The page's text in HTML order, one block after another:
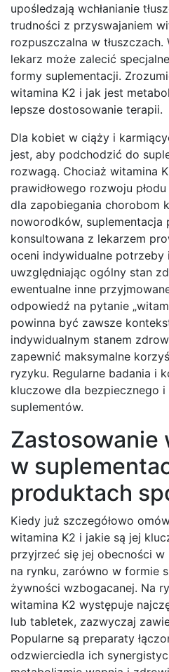
upośledzają wchłanianie
trudności z przyswajaniem
rozpuszczalna w
lekarz może zalecić
formy suplementacji.
witamina K2 i jak jest
lepsze dostosowanie terapii.
Dla kobiet w ciąży i
jest, aby podchodzić do
rozwagą. Chociaż witamina
prawidłowego rozwoju
dla zapobiegania chorobom
noworodków, suplementacja
konsultowana z lekarzem
oceni indywidualne potrzeby
uwzględniając ogólny stan
ewentualne inne
odpowiedź na pytanie
powinna być zawsze
indywidualnym stanem
zapewnić maksymalne
ryzyku. Regularne badania i
kluczowe dla bezpiecznego
suplementów.
Zastosowanie
w
produktach
Kiedy już szczegółowo
witamina K2 i jakie są jej
przyjrzeć się jej obecności
na rynku, zarówno w formie
żywności wzbogacanej. Na
witamina K2 występuje
lub tabletek, zazwyczaj
Popularne są preparaty
odzwierciedla ich